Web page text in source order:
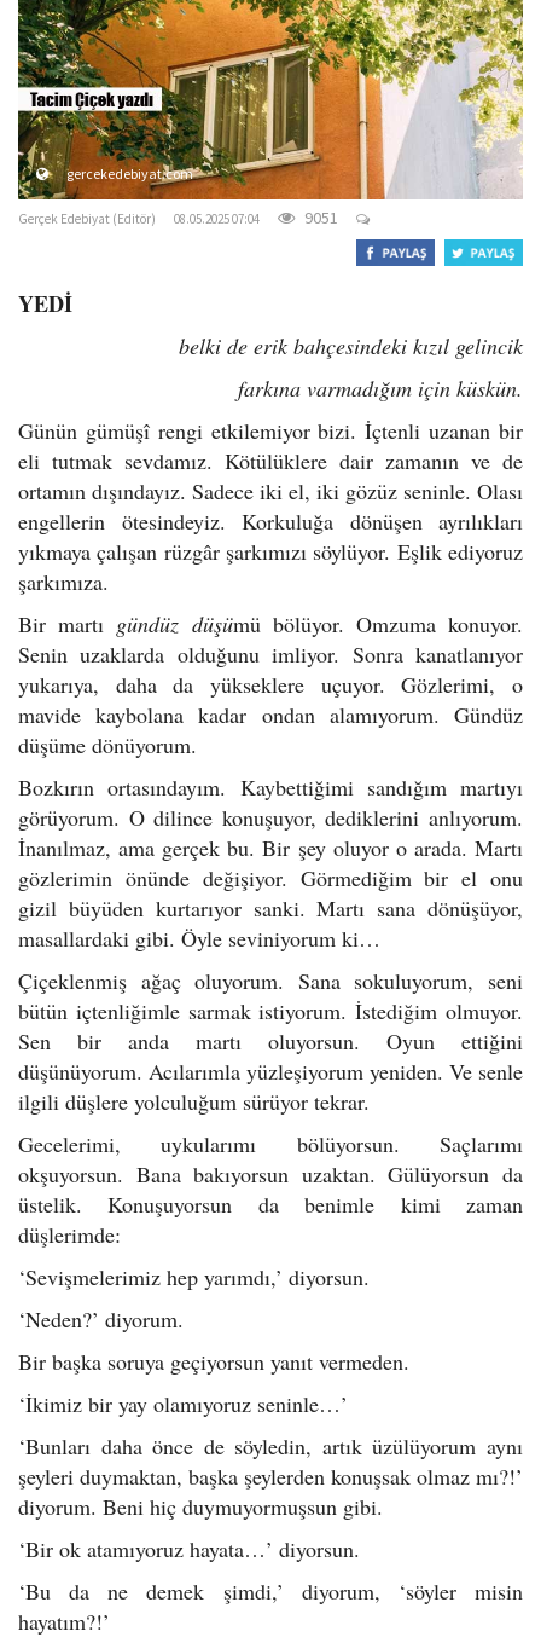
o
n
gercekedebiyat.com
Gerçek Edebiyat (Editör) 08.05.2025 07:04 9051
YEDİ
belki de erik bahçesindeki kızıl gelincik
farkına varmadığım için küskün.
Günün gümüşî rengi etkilemiyor bizi. İçtenli uzanan bir
eli tutmak sevdamız. Kötülüklere dair zamanın ve de
ortamın dışındayız. Sadece iki el, iki gözüz seninle. Olası
engellerin ötesindeyiz. Korkuluğa dönüşen ayrılıkları
yıkmaya çalışan rüzgâr şarkımızı söylüyor. Eşlik ediyoruz
şarkımıza.
Bir martı gündüz düşümü bölüyor. Omzuma konuyor.
Senin uzaklarda olduğunu imliyor. Sonra kanatlanıyor
yukarıya, daha da yükseklere uçuyor. Gözlerimi, o
mavide kaybolana kadar ondan alamıyorum. Gündüz
düşüme dönüyorum.
Bozkırın ortasındayım. Kaybettiğimi sandığım martıyı
görüyorum. O dilince konuşuyor, dediklerini anlıyorum.
İnanılmaz, ama gerçek bu. Bir şey oluyor o arada. Martı
gözlerimin önünde değişiyor. Görmediğim bir el onu
gizil büyüden kurtarıyor sanki. Martı sana dönüşüyor,
masallardaki gibi. Öyle seviniyorum ki…
Çiçeklenmiş ağaç oluyorum. Sana sokuluyorum, seni
bütün içtenliğimle sarmak istiyorum. İstediğim olmuyor.
Sen bir anda martı oluyorsun. Oyun ettiğini
düşünüyorum. Acılarımla yüzleşiyorum yeniden. Ve senle
ilgili düşlere yolculuğum sürüyor tekrar.
Gecelerimi, uykularımı bölüyorsun. Saçlarımı
okşuyorsun. Bana bakıyorsun uzaktan. Gülüyorsun da
üstelik. Konuşuyorsun da benimle kimi zaman
düşlerimde:
‘Sevişmelerimiz hep yarımdı,’ diyorsun.
‘Neden?’ diyorum.
Bir başka soruya geçiyorsun yanıt vermeden.
‘İkimiz bir yay olamıyoruz seninle…’
‘Bunları daha önce de söyledin, artık üzülüyorum aynı
şeyleri duymaktan, başka şeylerden konuşsak olmaz mı?!’
diyorum. Beni hiç duymuyormuşsun gibi.
‘Bir ok atamıyoruz hayata…’ diyorsun.
‘Bu da ne demek şimdi,’ diyorum, ‘söyler misin
hayatım?!’